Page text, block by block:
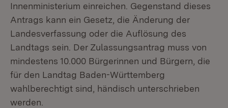
Innenministerium einreichen. Gegenstand dieses
Antrags kann ein Gesetz, die Änderung der
Landesverfassung oder die Auflösung des
Landtags sein. Der Zulassungsantrag muss von
mindestens 10.000 Bürgerinnen und Bürgern, die
für den Landtag Baden-Württemberg
wahlberechtigt sind, händisch unterschrieben
werden.